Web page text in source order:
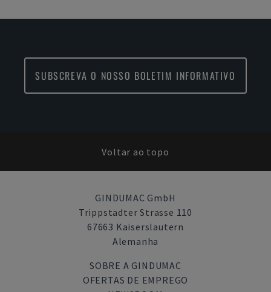
SUBSCREVA O NOSSO BOLETIM INFORMATIVO
Voltar ao topo
GINDUMAC GmbH
Trippstadter Strasse 110
67663 Kaiserslautern
Alemanha
SOBRE A GINDUMAC
OFERTAS DE EMPREGO